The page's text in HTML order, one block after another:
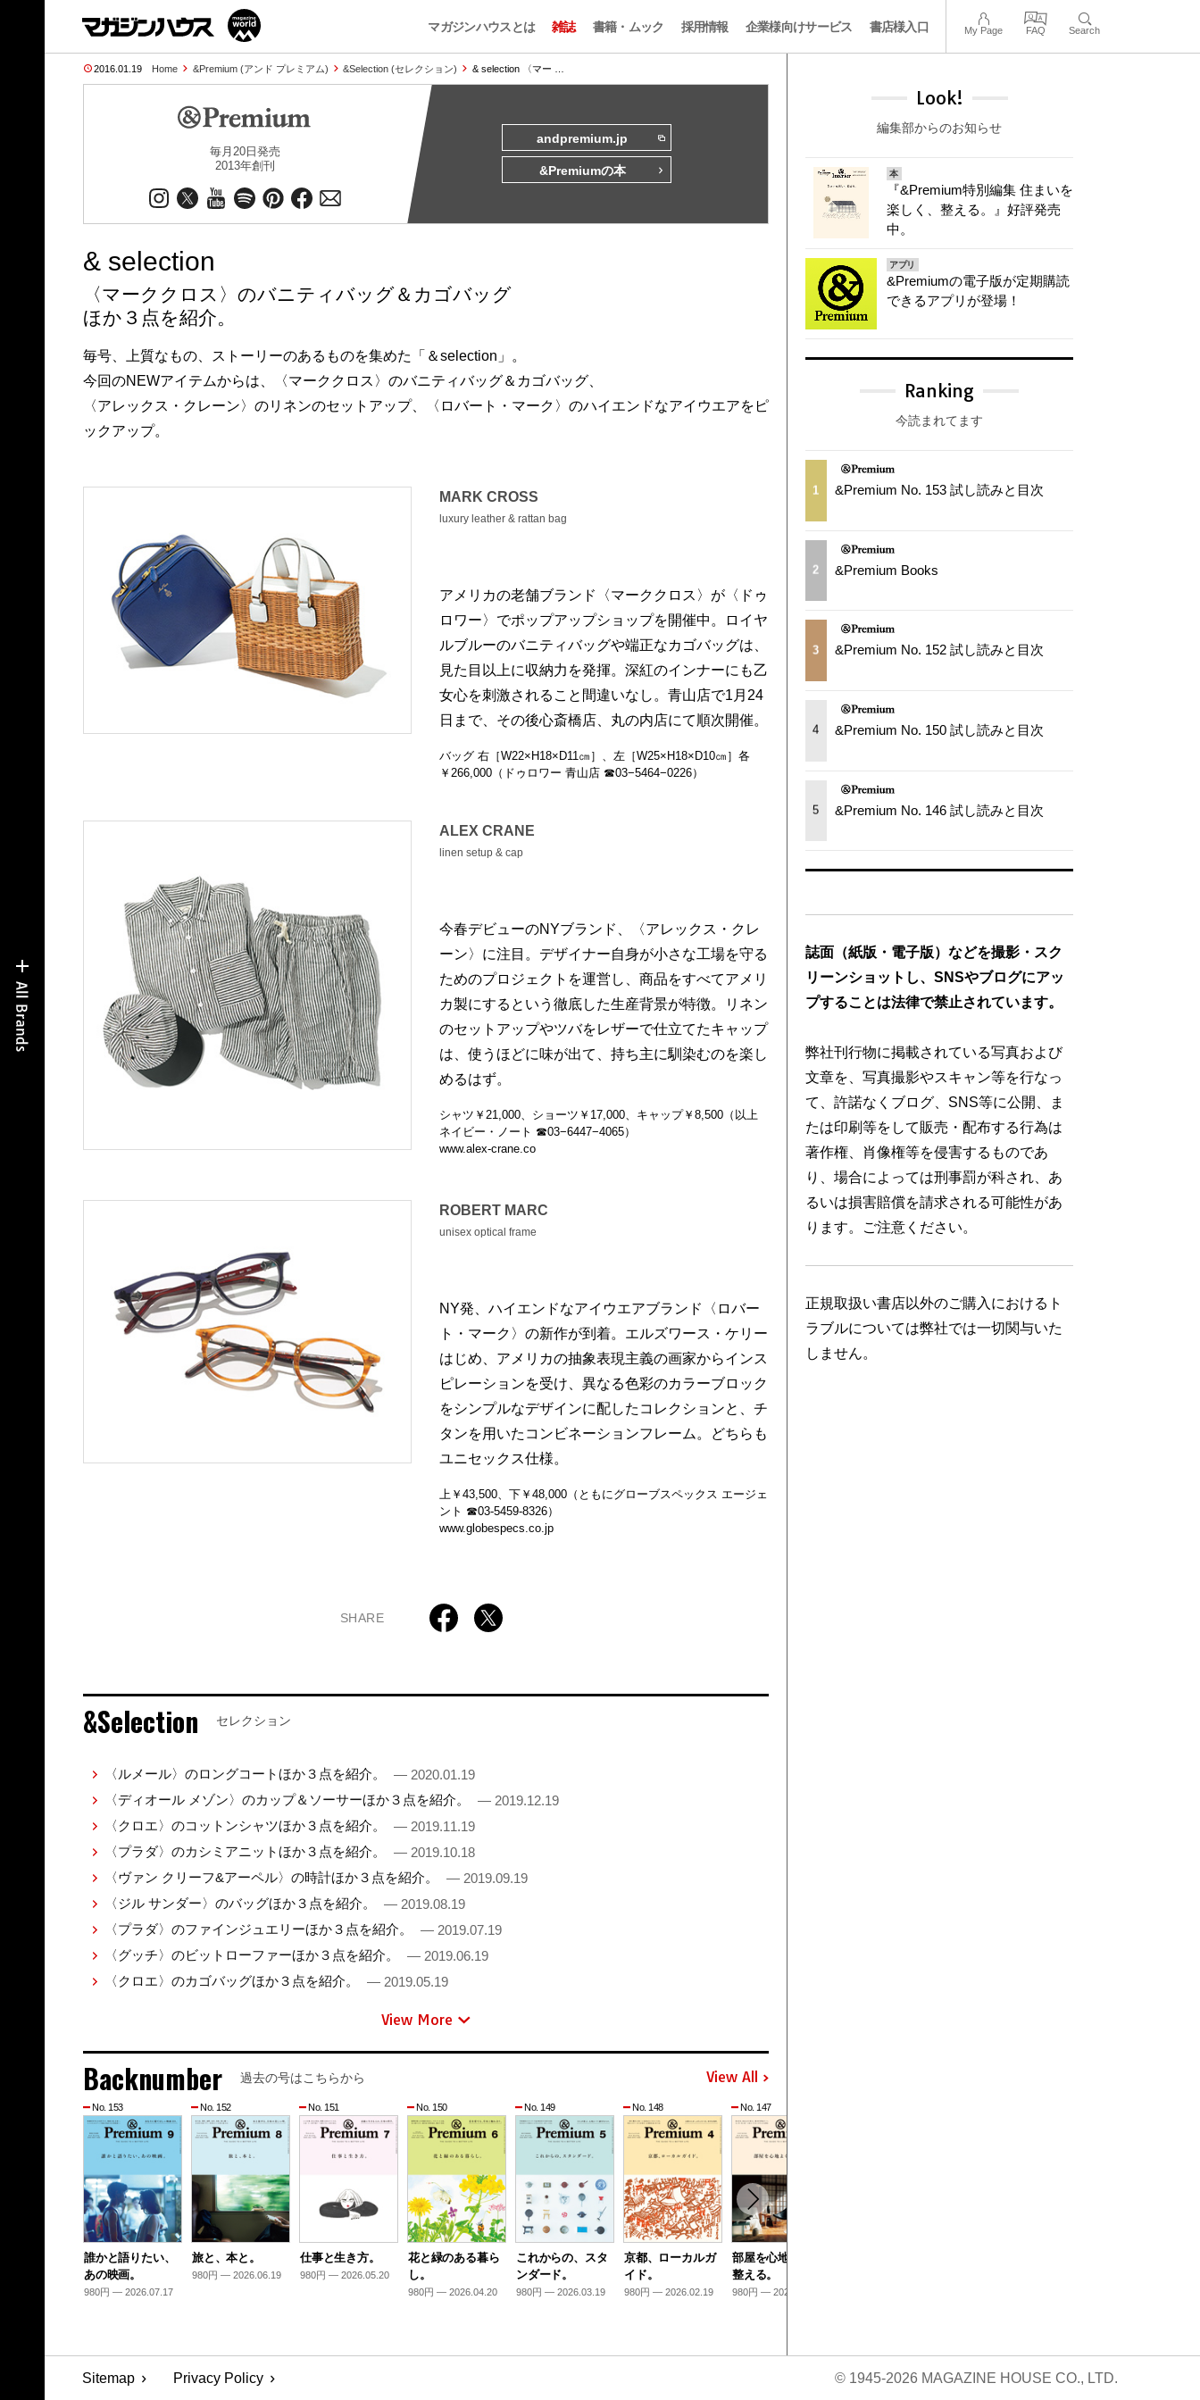
マガジンハウスとは 雑誌 書籍・ムック 採用情報 企業様向けサービス 書店様入口 My Page FAQ Search
2016.01.19 Home &Premium (アンド プレミアム) &Selection (セレクション) & selection 〈マー …
毎月20日発売
2013年創刊
andpremium.jp
&Premiumの本
& selection
〈マーククロス〉のバニティバッグ＆カゴバッグ
ほか３点を紹介。
毎号、上質なもの、ストーリーのあるものを集めた「＆selection」。
今回のNEWアイテムからは、〈マーククロス〉のバニティバッグ＆カゴバッグ、
〈アレックス・クレーン〉のリネンのセットアップ、〈ロバート・マーク〉のハイエンドなアイウエアをピ
ックアップ。
MARK CROSS
luxury leather & rattan bag
アメリカの老舗ブランド〈マーククロス〉が〈ドゥ
ロワー〉でポップアップショップを開催中。ロイヤ
ルブルーのバニティバッグや端正なカゴバッグは、
見た目以上に収納力を発揮。深紅のインナーにも乙
女心を刺激されること間違いなし。青山店で1月24
日まで、その後心斎橋店、丸の内店にて順次開催。
バッグ 右［W22×H18×D11㎝］、左［W25×H18×D10㎝］各
￥266,000（ドゥロワー 青山店 ☎03−5464−0226）
ALEX CRANE
linen setup & cap
今春デビューのNYブランド、〈アレックス・クレ
ーン〉に注目。デザイナー自身が小さな工場を守る
ためのプロジェクトを運営し、商品をすべてアメリ
カ製にするという徹底した生産背景が特徴。リネン
のセットアップやツバをレザーで仕立てたキャップ
は、使うほどに味が出て、持ち主に馴染むのを楽し
めるはず。
シャツ￥21,000、ショーツ￥17,000、キャップ￥8,500（以上
ネイビー・ノート ☎03−6447−4065）
www.alex-crane.co
ROBERT MARC
unisex optical frame
NY発、ハイエンドなアイウエアブランド〈ロバー
ト・マーク〉の新作が到着。エルズワース・ケリー
はじめ、アメリカの抽象表現主義の画家からインス
ピレーションを受け、異なる色彩のカラーブロック
をシンプルなデザインに配したコレクションと、チ
タンを用いたコンビネーションフレーム。どちらも
ユニセックス仕様。
上￥43,500、下￥48,000（ともにグローブスペックス エージェ
ント ☎03-5459-8326）
www.globespecs.co.jp
SHARE
&Selection セレクション
〈ルメール〉のロングコートほか３点を紹介。
— 2020.01.19
〈ディオール メゾン〉のカップ＆ソーサーほか３点を紹介。
— 2019.12.19
〈クロエ〉のコットンシャツほか３点を紹介。
— 2019.11.19
〈プラダ〉のカシミアニットほか３点を紹介。
— 2019.10.18
〈ヴァン クリーフ&アーペル〉の時計ほか３点を紹介。
— 2019.09.19
〈ジル サンダー〉のバッグほか３点を紹介。
— 2019.08.19
〈プラダ〉のファインジュエリーほか３点を紹介。
— 2019.07.19
〈グッチ〉のビットローファーほか３点を紹介。
— 2019.06.19
〈クロエ〉のカゴバッグほか３点を紹介。
— 2019.05.19
View More
Backnumber 過去の号はこちらから View All
No. 153
誰かと語りたい、
あの映画。
980円 — 2026.07.17
No. 152
旅と、本と。
980円 — 2026.06.19
No. 151
仕事と生き方。
980円 — 2026.05.20
No. 150
花と緑のある暮ら
し。
980円 — 2026.04.20
No. 149
これからの、スタ
ンダード。
980円 — 2026.03.19
No. 148
京都、ローカルガ
イド。
980円 — 2026.02.19
No. 147
部屋を心地よく、
整える。
980円 — 2026.01.20
Look!
編集部からのお知らせ
本
『&Premium特別編集 住まいを
楽しく、整える。』好評発売
中。
アプリ
&Premiumの電子版が定期購読
できるアプリが登場！
Ranking
今読まれてます
1 &Premium No. 153 試し読みと目次
2 &Premium Books
3 &Premium No. 152 試し読みと目次
4 &Premium No. 150 試し読みと目次
5 &Premium No. 146 試し読みと目次
誌面（紙版・電子版）などを撮影・スク
リーンショットし、SNSやブログにアッ
プすることは法律で禁止されています。
弊社刊行物に掲載されている写真および
文章を、写真撮影やスキャン等を行なっ
て、許諾なくブログ、SNS等に公開、ま
たは印刷等をして販売・配布する行為は
著作権、肖像権等を侵害するものであ
り、場合によっては刑事罰が科され、あ
るいは損害賠償を請求される可能性があ
ります。ご注意ください。
正規取扱い書店以外のご購入におけるト
ラブルについては弊社では一切関与いた
しません。
Sitemap Privacy Policy © 1945-2026 MAGAZINE HOUSE CO., LTD.